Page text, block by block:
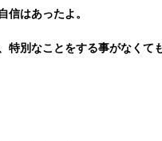
信はあったよ。
特別なことをする事がなくて